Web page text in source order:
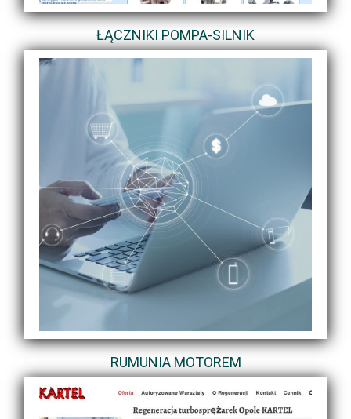
ŁĄCZNIKI POMPA-SILNIK
RUMUNIA MOTOREM